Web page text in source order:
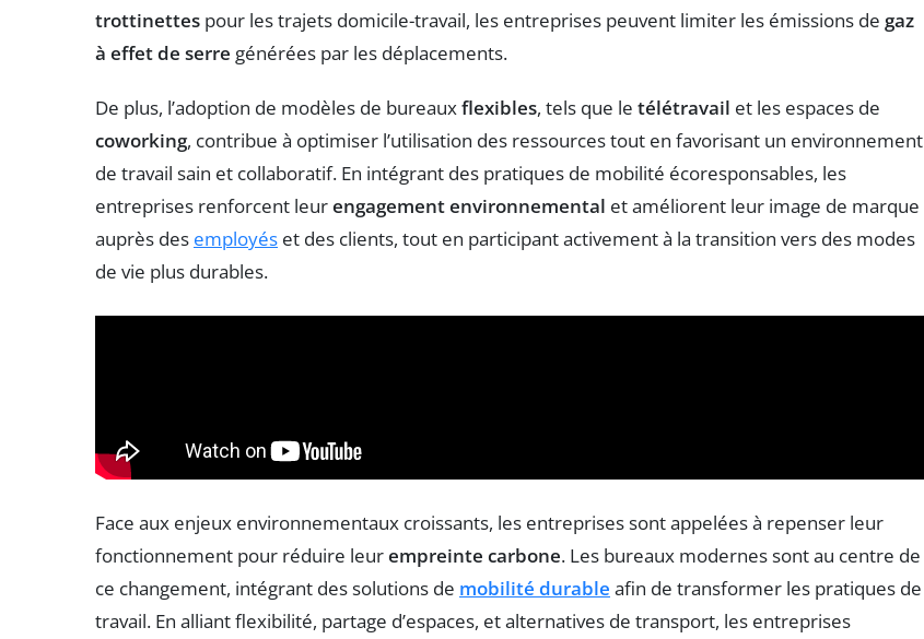
trottinettes pour les trajets domicile-travail, les entreprises peuvent limiter les émissions de gaz
à effet de serre générées par les déplacements.
De plus, l’adoption de modèles de bureauxflexibles, tels que le télétravail et les espaces de
coworking, contribue à optimiser l’utilisation des ressources tout en favorisant un environnement
de travail sain et collaboratif. En intégrant des pratiques de mobilité écoresponsables, les
entreprises renforcent leurengagement environnemental et améliorent leur image de marque
auprès des employés et des clients, tout en participant activement à la transition vers des modes
de vie plus durables.
Face aux enjeux environnementaux croissants, les entreprises sont appelées à repenser leur
fonctionnement pour réduire leurempreinte carbone. Les bureaux modernes sont au centre de
ce changement, intégrant des solutions de mobilité durable afin de transformer les pratiques de
travail. En alliant flexibilité, partage d’espaces, et alternatives de transport, les entreprises